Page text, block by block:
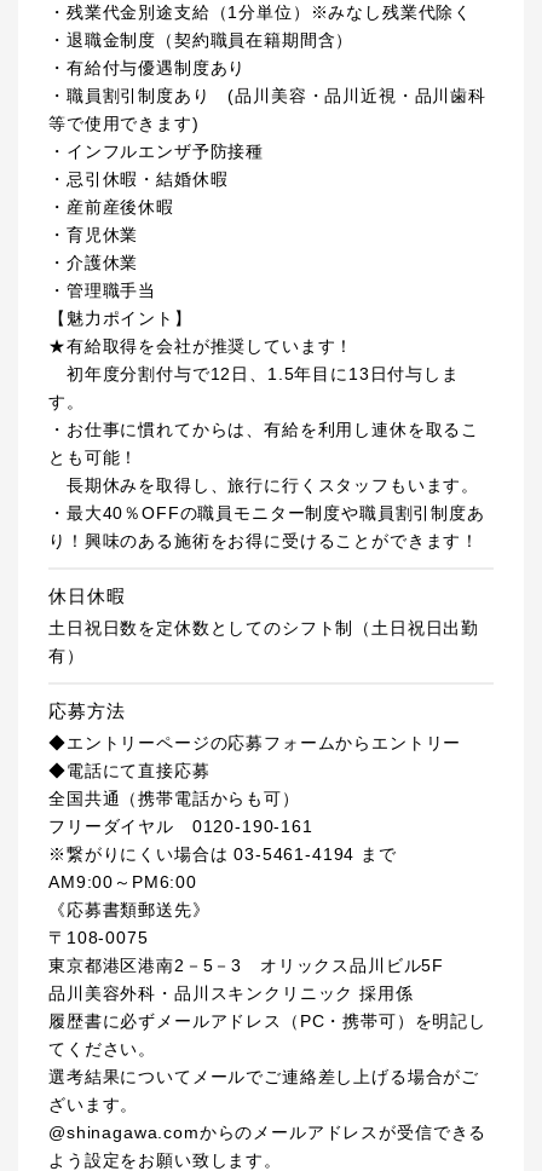
・残業代金別途支給（1分単位）※みなし残業代除く
・退職金制度（契約職員在籍期間含）
・有給付与優遇制度あり
・職員割引制度あり (品川美容・品川近視・品川歯科
等で使用できます)
・インフルエンザ予防接種
・忌引休暇・結婚休暇
・産前産後休暇
・育児休業
・介護休業
・管理職手当
【魅力ポイント】
★有給取得を会社が推奨しています！
初年度分割付与で12日、1.5年目に13日付与しま
す。
・お仕事に慣れてからは、有給を利用し連休を取るこ
とも可能！
長期休みを取得し、旅行に行くスタッフもいます。
・最大40％OFFの職員モニター制度や職員割引制度あ
り！興味のある施術をお得に受けることができます！
休日休暇
土日祝日数を定休数としてのシフト制（土日祝日出勤
有）
応募方法
◆エントリーページの応募フォームからエントリー
◆電話にて直接応募
全国共通（携帯電話からも可）
フリーダイヤル 0120-190-161
※繋がりにくい場合は 03-5461-4194 まで
AM9:00～PM6:00
《応募書類郵送先》
〒108-0075
東京都港区港南2－5－3 オリックス品川ビル5F
品川美容外科・品川スキンクリニック 採用係
履歴書に必ずメールアドレス（PC・携帯可）を明記し
てください。
選考結果についてメールでご連絡差し上げる場合がご
ざいます。
@shinagawa.comからのメールアドレスが受信できる
よう設定をお願い致します。